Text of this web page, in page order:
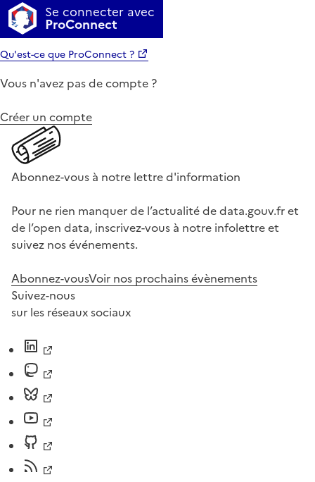
Se connecter avec
ProConnect
Qu'est-ce que ProConnect ?
Vous n'avez pas de compte ?
Créer un compte
Abonnez-vous à notre lettre d'information
Pour ne rien manquer de l’actualité de data.gouv.fr et
de l’open data, inscrivez-vous à notre infolettre et
suivez nos événements.
Abonnez-vousVoir nos prochains évènements
Suivez-nous
sur les réseaux sociaux